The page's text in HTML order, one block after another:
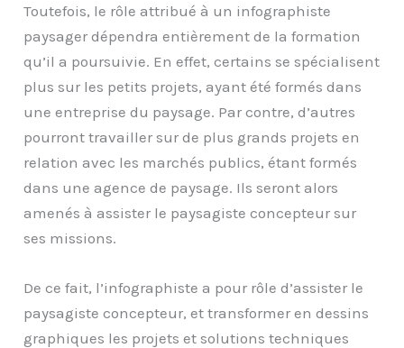
Toutefois, le rôle attribué à un infographiste
paysager dépendra entièrement de la formation
qu’il a poursuivie. En effet, certains se spécialisent
plus sur les petits projets, ayant été formés dans
une entreprise du paysage. Par contre, d’autres
pourront travailler sur de plus grands projets en
relation avec les marchés publics, étant formés
dans une agence de paysage. Ils seront alors
amenés à assister le paysagiste concepteur sur
ses missions.
De ce fait, l’infographiste a pour rôle d’assister le
paysagiste concepteur, et transformer en dessins
graphiques les projets et solutions techniques